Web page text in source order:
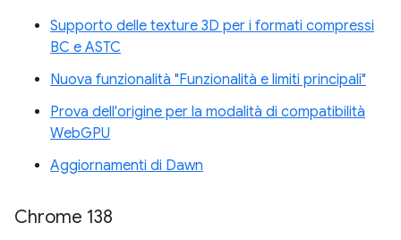
Supporto delle texture 3D per i formati compressi
BC e ASTC
Nuova funzionalità "Funzionalità e limiti principali"
Prova dell'origine per la modalità di compatibilità
WebGPU
Aggiornamenti di Dawn
Chrome 138